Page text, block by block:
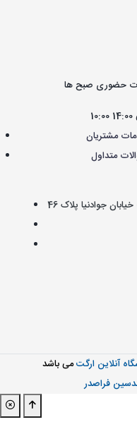
حضوری صبح ها
مشتریان
متداول
جوادنیا پلاک 46
آنلاین ارگتمی باشد
فراصدر